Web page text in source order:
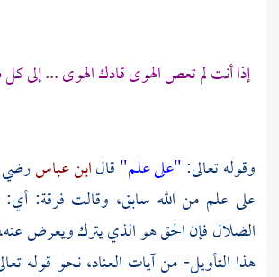
إذا أنت لم تعص الهوى قادك الهوى ... إلى
وقوله تعالى:"على علم"قالابن عباسرضي
على علم من الله سابق، وقالت فرقة:
الضلال فإن الحق هو الذي يترك ويعرض
هذا التأويل- من آيات العناد، نحو قوله